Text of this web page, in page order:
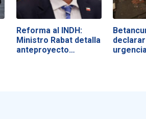
Reforma al INDH:
Ministro Rabat detalla
anteproyecto…